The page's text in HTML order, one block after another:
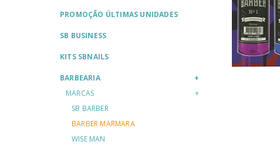
PROMOÇÃO ÚLTIMAS UNIDADES
SB BUSINESS
KITS SBNAILS
BARBEARIA
MARCAS
SB BARBER
BARBER MARMARA
WISE MAN